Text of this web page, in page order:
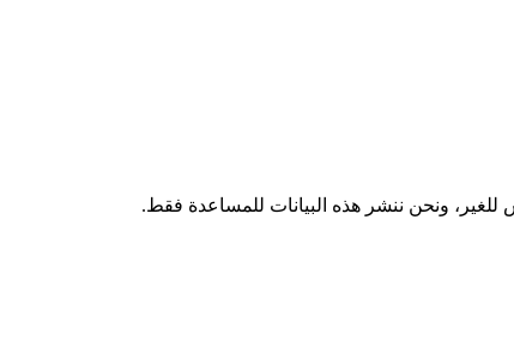
ونحن ننشر هذه البيانات للمساعدة فقط.